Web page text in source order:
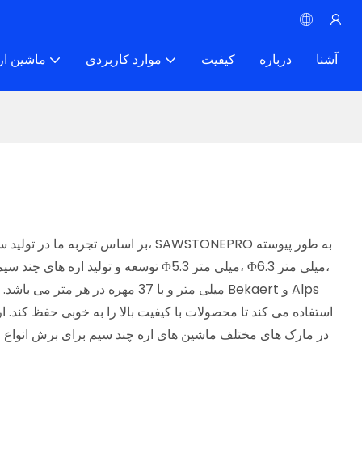
ماشین موارد کاربردی کیفیت درباره آشنا
در مارک های مختلف ماشین های اره چند سیم برای برش